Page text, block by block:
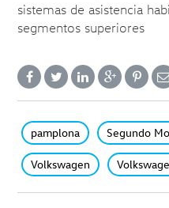
sistemas de asistencia
segmentos superiores
pamplona Segundo
Volkswagen